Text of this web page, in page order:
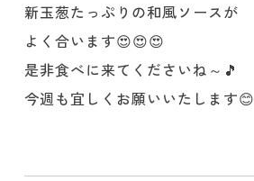
新玉葱たっぷりの和風ソースが
よく合います😍😍😍
是非食べに来てくださいね～🎵
今週も宜しくお願いいたします😊